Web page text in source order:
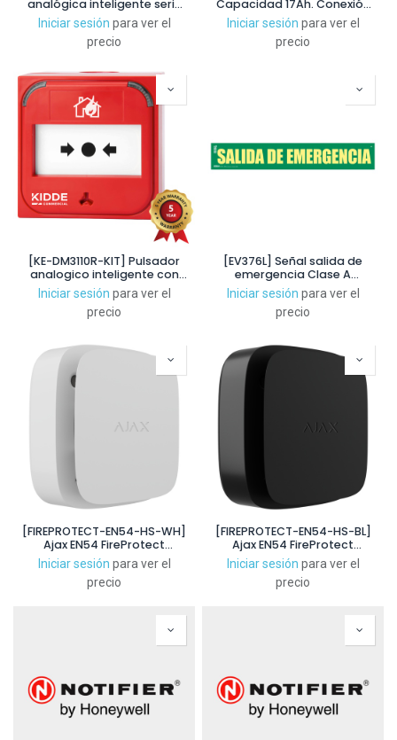
analógica inteligente serie
Excellence montaje en
pared. Color rojo
Iniciar sesión para ver el
precio
Capacidad 17Ah. Conexión
mediante tornillo M6
Iniciar sesión para ver el
precio
[KE-DM3110R-KIT] Pulsador
analogico inteligente con
aislador. Serie Excellence.
Incluye caja superficie. Color
rojo
Iniciar sesión para ver el
precio
[EV376L] Señal salida de
emergencia Clase A
65x10,5cm. Observación
reducida a 7m
Iniciar sesión para ver el
precio
[FIREPROTECT-EN54-HS-WH]
Ajax EN54 FireProtect
Heat/Smoke Jeweller.
Detector de calor y de
humo. Color Blanco
Iniciar sesión para ver el
precio
[FIREPROTECT-EN54-HS-BL]
Ajax EN54 FireProtect
Heat/Smoke Jeweller.
Detector de calor y de
humo. Color Negro
Iniciar sesión para ver el
precio